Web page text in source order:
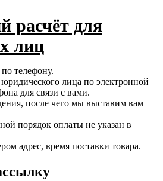
расчёт для
лиц
телефону.
лица по электронной
для связи с вами.
после чего мы выставим вам
порядок оплаты не указан в
адрес, время поставки товара.